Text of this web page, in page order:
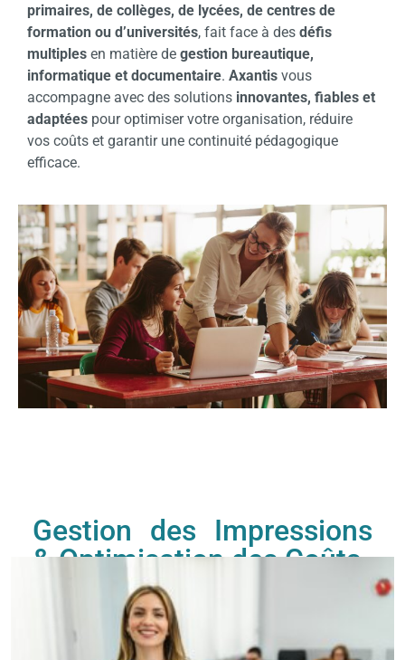
primaires, de collèges, de lycées, de centres de
formation ou d’universités, fait face à des défis
multiples en matière de gestion bureautique,
informatique et documentaire. Axantis vous
accompagne avec des solutions innovantes, fiables et
adaptées pour optimiser votre organisation, réduire
vos coûts et garantir une continuité pédagogique
efficace.
Gestion des Impressions
& Optimisation des Coûts
Dans un établissement scolaire,
documents
est un élément clé du quotidien : cours,
supports pédagogiques, évaluations, documents